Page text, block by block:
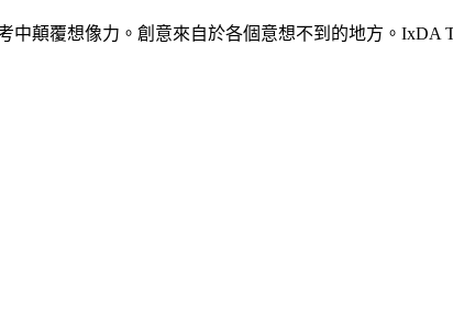
顛覆想像力。創意來自於各個意想不到的地方。IxDA